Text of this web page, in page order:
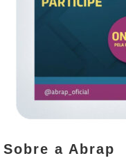
Sobre a Abrap